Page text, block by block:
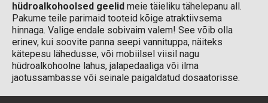
hüdroalkohoolsed geelid meie täieliku tähelepanu all.
Pakume teile parimaid tooteid kõige atraktiivsema
hinnaga. Valige endale sobivaim valem! See võib olla
erinev, kui soovite panna seepi vannituppa, näiteks
kätepesu lähedusse, või mobiilsel viisil nagu
hüdroalkohoolne lahus, jalapedaaliga või ilma
jaotussambasse või seinale paigaldatud dosaatorisse.